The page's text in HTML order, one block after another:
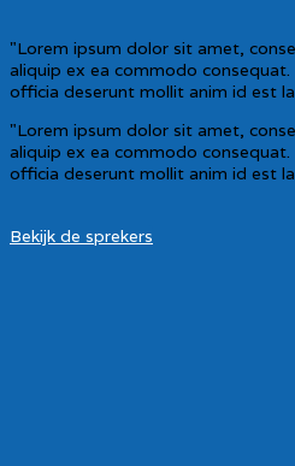
"Lorem ipsum dolor sit amet,
aliquip ex ea commodo
officia deserunt mollit anim id est
"Lorem ipsum dolor sit amet,
aliquip ex ea commodo
officia deserunt mollit anim id est
Bekijk de sprekers